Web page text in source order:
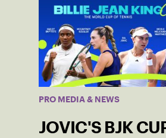
PRO MEDIA & NEWS
JOVIC'S BJK